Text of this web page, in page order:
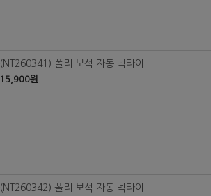
(NT260341) 폴리 보석 자동 넥타이
15,900원
(NT260342) 폴리 보석 자동 넥타이